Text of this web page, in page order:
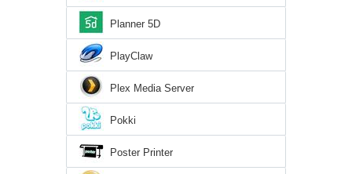
Planner 5D
PlayClaw
Plex Media Server
Pokki
Poster Printer